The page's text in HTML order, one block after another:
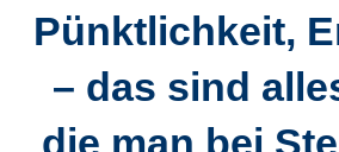
Pünktlichkeit,
– das sind
die man bei